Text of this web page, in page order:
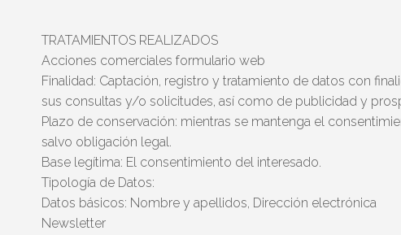
TRATAMIENTOS REALIZADOS
Acciones comerciales formulario web
Finalidad: Captación, registro y tratamiento de datos con
sus consultas y/o solicitudes, así como de publicidad y
Plazo de conservación: mientras se mantenga el
salvo obligación legal.
Base legítima: El consentimiento del interesado.
Tipología de Datos:
Datos básicos: Nombre y apellidos, Dirección electrónica
Newsletter